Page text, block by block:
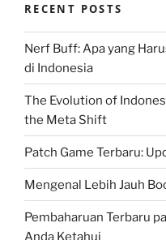
RECENT POSTS
Nerf Buff: Apa yang
di Indonesia
The Evolution of
the Meta Shift
Patch Game Terbaru:
Mengenal Lebih Jauh
Pembaharuan Terbaru
Anda Ketahui